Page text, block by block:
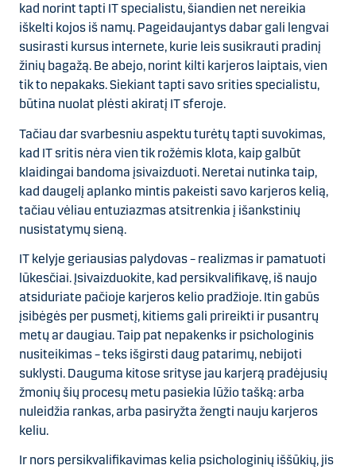
kad norint tapti IT specialistu, šiandien net nereikia
iškelti kojos iš namų. Pageidaujantys dabar gali lengvai
susirasti kursus internete, kurie leis susikrauti pradinį
žinių bagažą. Be abejo, norint kilti karjeros laiptais, vien
tik to nepakaks. Siekiant tapti savo srities specialistu,
būtina nuolat plėsti akiratį IT sferoje.
Tačiau dar svarbesniu aspektu turėtų tapti suvokimas,
kad IT sritis nėra vien tik rožėmis klota, kaip galbūt
klaidingai bandoma įsivaizduoti. Neretai nutinka taip,
kad daugelį aplanko mintis pakeisti savo karjeros kelią,
tačiau vėliau entuziazmas atsitrenkia į išankstinių
nusistatymų sieną.
IT kelyje geriausias palydovas – realizmas ir pamatuoti
lūkesčiai. Įsivaizduokite, kad persikvalifikavę, iš naujo
atsiduriate pačioje karjeros kelio pradžioje. Itin gabūs
įsibėgės per pusmetį, kitiems gali prireikti ir pusantrų
metų ar daugiau. Taip pat nepakenks ir psichologinis
nusiteikimas – teks išgirsti daug patarimų, nebijoti
suklysti. Dauguma kitose srityse jau karjerą pradėjusių
žmonių šių procesų metu pasiekia lūžio tašką: arba
nuleidžia rankas, arba pasiryžta žengti nauju karjeros
keliu.
Ir nors persikvalifikavimas kelia psichologinių iššūkių, jis